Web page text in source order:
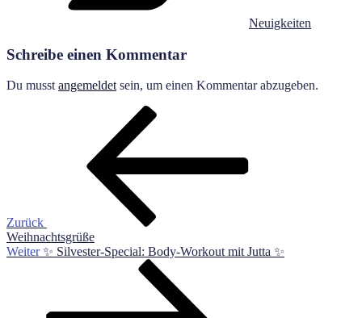
Neuigkeiten
Schreibe einen Kommentar
Du musst angemeldet sein, um einen Kommentar abzugeben.
Beitragsnavigation
Zurück
Weihnachtsgrüße
Nächster
Weiter ✨ Silvester-Special: Body-Workout mit Jutta ✨